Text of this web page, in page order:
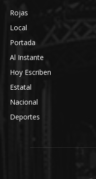
Rojas
Local
Portada
Al Instante
Hoy Escriben
Estatal
Nacional
Deportes